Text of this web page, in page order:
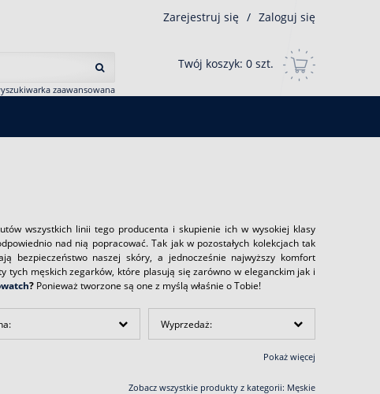
zaawansowana
Zarejestruj się / Zaloguj się
Twój koszyk: 0 szt.
wszystkich linii tego producenta i skupienie ich w wysokiej klasy
nad nią popracować. Tak jak w pozostałych kolekcjach tak
bezpieczeństwo naszej skóry, a jednocześnie najwyższy komfort
tych męskich zegarków, które plasują się zarówno w eleganckim jak i
?Ponieważ tworzone są one z myślą właśnie o Tobie!
Wyprzedaż:
Pokaż więcej
Zobacz wszystkie produkty z kategorii: Męskie